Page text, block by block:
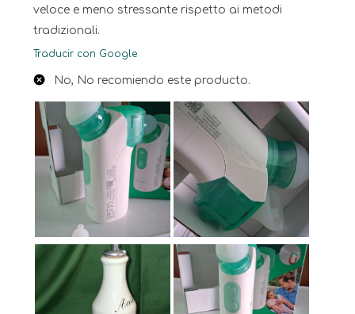
veloce e meno stressante rispetto ai metodi
tradizionali.
Traducir con Google
No, No recomiendo este producto.